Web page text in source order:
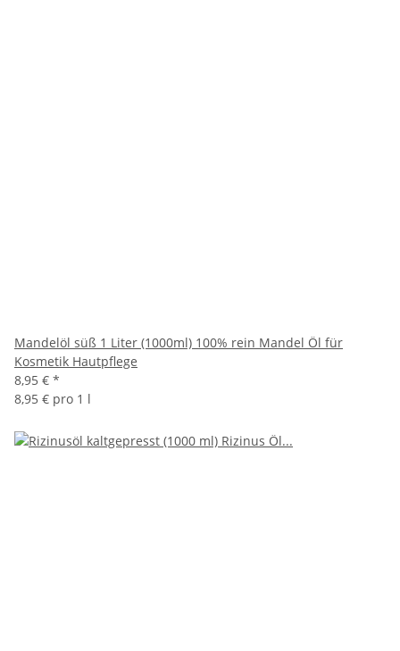
Mandelöl süß 1 Liter (1000ml) 100% rein Mandel Öl für
Kosmetik Hautpflege
8,95 € *
8,95 € pro 1 l